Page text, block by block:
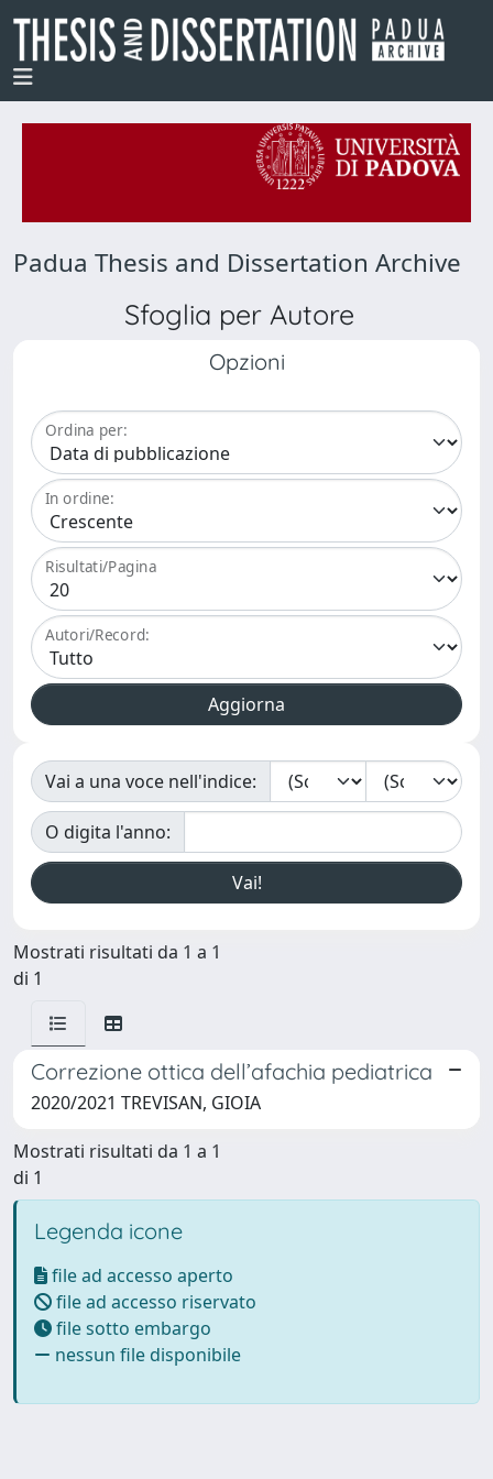
Padua Thesis and Dissertation Archive
Sfoglia per Autore
Opzioni
Ordina per:
In ordine:
Risultati/Pagina
Autori/Record:
Vai a una voce nell'indice:
O digita l'anno:
Mostrati risultati da 1 a 1
di 1
Correzione ottica dell’afachia pediatrica
2020/2021 TREVISAN, GIOIA
Mostrati risultati da 1 a 1
di 1
Legenda icone
file ad accesso aperto
file ad accesso riservato
file sotto embargo
nessun file disponibile